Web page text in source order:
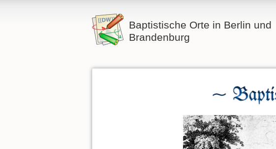
Baptistische Orte in Berlin und
Brandenburg